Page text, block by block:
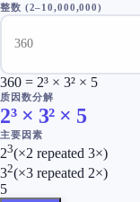
整数 (2–10,000,000)
360 = 2³ × 3² × 5
质因数分解
2³ × 3² × 5
主要因素
23(×2 repeated 3×)
32(×3 repeated 2×)
5